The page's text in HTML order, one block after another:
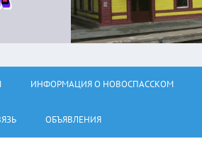
ИНФОРМАЦИЯ О НОВОСПАССКОМ
ОБЪЯВЛЕНИЯ